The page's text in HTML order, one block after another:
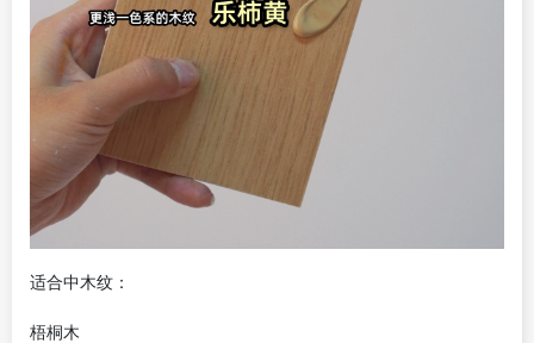
适合中木纹：
梧桐木